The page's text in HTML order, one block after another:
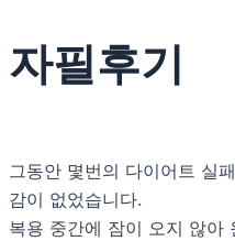
자필후기
그동안 몇번의 다이어트 실
감이 없었습니다.
복용 중간에 잠이 오지 않아